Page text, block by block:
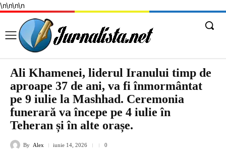
\n\n\n\n
Ali Khamenei, liderul Iranului timp de
aproape 37 de ani, va fi înmormântat
pe 9 iulie la Mashhad. Ceremonia
funerară va începe pe 4 iulie în
Teheran și în alte orașe.
By Alex iunie 14, 2026 0